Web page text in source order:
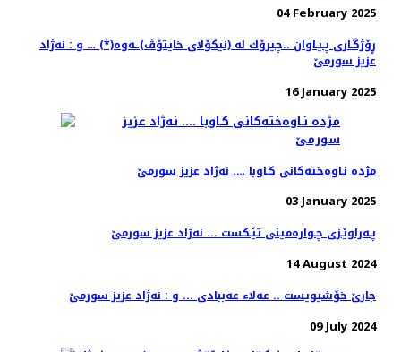
04 February 2025
ڕۆژگـاری پـیـاوان ..چیرۆك له‌ (نیكۆلای خایتۆڤ)ـه‌وه‌(*) … و ‌: نه‌ژاد
عزیز سورمێ
16 January 2025
مژده‌ نـاوه‌خته‌كانی كـاوبا …. نه‌ژاد عزیز سورمێ
03 January 2025
پـه‌راوێـزی چـواره‌مینی تێـكست ... نه‌ژاد عزیز سورمێ
14 August 2024
جارێ خۆشیویست .. عەلا‌ء عەببادی ... و : نه‌ژاد عزیز سورمێ
09 July 2024